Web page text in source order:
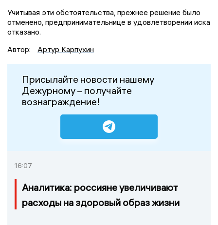
Учитывая эти обстоятельства, прежнее решение было
отменено, предпринимательнице в удовлетворении иска
отказано.
Автор:
Артур Карпухин
Присылайте новости нашему
Дежурному – получайте
вознаграждение!
16:07
Аналитика: россияне увеличивают
расходы на здоровый образ жизни